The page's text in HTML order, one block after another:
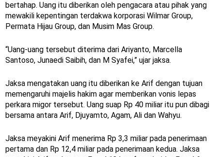
bertahap. Uang itu diberikan oleh pengacara atau pihak yang
mewakili kepentingan terdakwa korporasi Wilmar Group,
Permata Hijau Group, dan Musim Mas Group.
“Uang-uang tersebut diterima dari Ariyanto, Marcella
Santoso, Junaedi Saibih, dan M Syafei,” ujar jaksa.
Jaksa mengatakan uang itu diberikan ke Arif dengan tujuan
memengaruhi majelis hakim agar memberikan vonis lepas
perkara migor tersebut. Uang suap Rp 40 miliar itu pun dibagi
bersama antara Arif, Djuyamto, Agam, Ali dan Wahyu.
Jaksa meyakini Arif menerima Rp 3,3 miliar pada penerimaan
pertama dan Rp 12,4 miliar pada penerimaan kedua. Jaksa